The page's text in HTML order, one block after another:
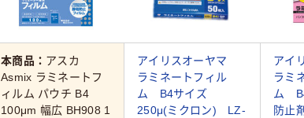
本商品： アスカ
Asmix ラミネートフ
ィルム パウチ B4
100μm 幅広 BH908 1
アイリスオーヤマ
ラミネートフィル
ム B4サイズ
250μ(ミクロン) LZ-
アイ
ラミ
ム
防止